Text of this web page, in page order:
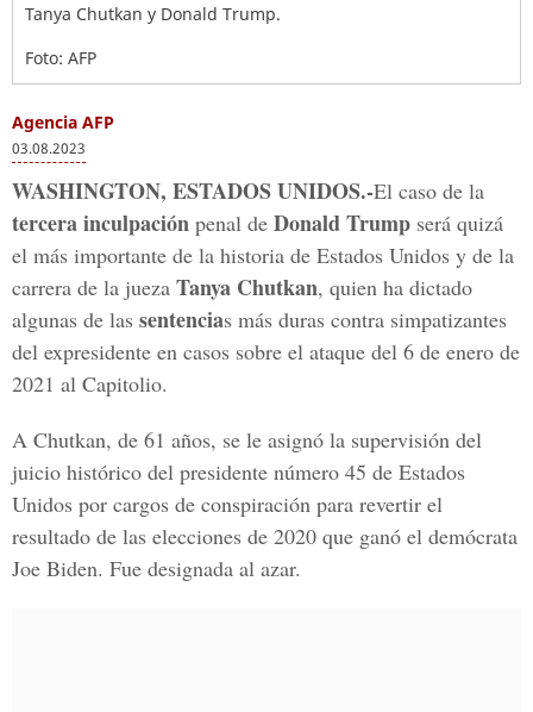
Tanya Chutkan y Donald Trump.
Foto: AFP
Agencia AFP
03.08.2023
WASHINGTON, ESTADOS UNIDOS.-El caso de la
tercera inculpación penal de Donald Trump será quizá
el más importante de la historia de Estados Unidos y de la
carrera de la jueza Tanya Chutkan, quien ha dictado
algunas de las sentencias más duras contra simpatizantes
del expresidente en casos sobre el ataque del 6 de enero de
2021 al Capitolio.
A Chutkan, de 61 años, se le asignó la supervisión del
juicio histórico del presidente número 45 de Estados
Unidos por cargos de conspiración para revertir el
resultado de las elecciones de 2020 que ganó el demócrata
Joe Biden. Fue designada al azar.